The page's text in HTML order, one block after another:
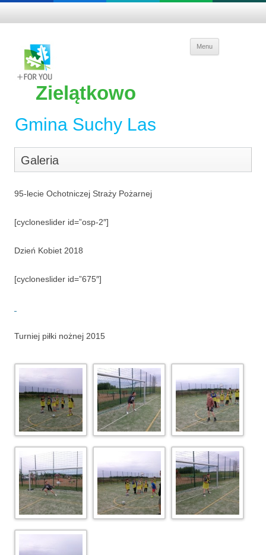
Zielątkowo
Gmina Suchy Las
Menu
Galeria
95-lecie Ochotniczej Straży Pożarnej
[cycloneslider id=”osp-2″]
Dzień Kobiet 2018
[cycloneslider id=”675″]
Turniej piłki nożnej 2015